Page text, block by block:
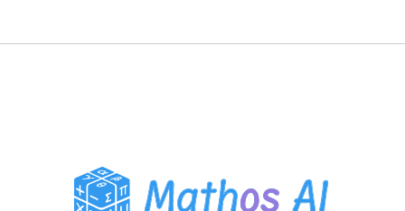
PDF宿題ヘルパー